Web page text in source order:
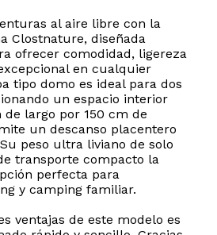
al aire libre con la
Clostnature, diseñada
ofrecer comodidad, ligereza
en cualquier
tipo domo es ideal para dos
un espacio interior
largo por 150 cm de
un descanso placentero
peso ultra liviano de solo
transporte compacto la
perfecta para
y camping familiar.
ventajas de este modelo es